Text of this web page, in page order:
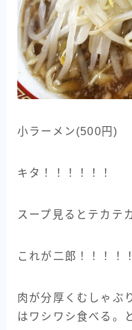
小ラーメン(500円)
キタ！！！！！！
スープ見るとテカテ
これが二郎！！！！
肉が分厚くむしゃぶ
はワシワシ食べる。